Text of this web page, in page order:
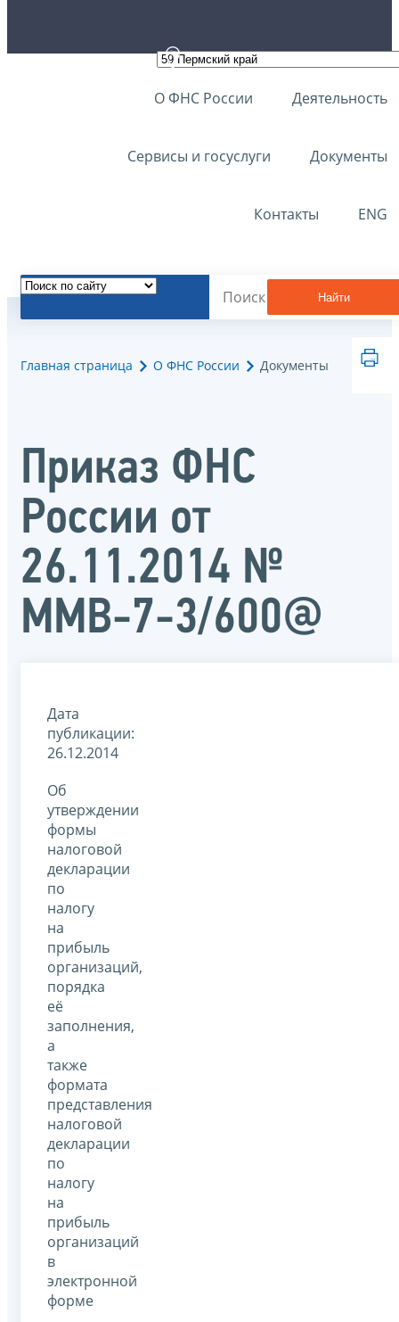
О ФНС России Деятельность
Сервисы и госуслуги Документы
Контакты ENG
Найти
Главная страница О ФНС России Документы
Приказ ФНС
России от
26.11.2014 №
ММВ-7-3/600@
Дата
публикации:
26.12.2014
Об
утверждении
формы
налоговой
декларации
по
налогу
на
прибыль
организаций,
порядка
её
заполнения,
а
также
формата
представления
налоговой
декларации
по
налогу
на
прибыль
организаций
в
электронной
форме